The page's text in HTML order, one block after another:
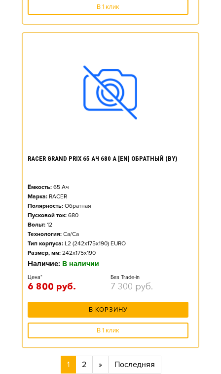
В 1 клик
RACER GRAND PRIX 65 АЧ 680 А [EN] ОБРАТНЫЙ (BY)
Ёмкость: 65 Ач
Марка: RACER
Полярность: Обратная
Пусковой ток: 680
Вольт: 12
Технология: Ca/Ca
Тип корпуса: L2 (242x175x190) EURO
Размер, мм: 242x175x190
Наличие: В наличии
Цена*
6 800 руб.
Без Trade-in
7 300 руб.
В КОРЗИНУ
В 1 клик
1 2 » Последняя